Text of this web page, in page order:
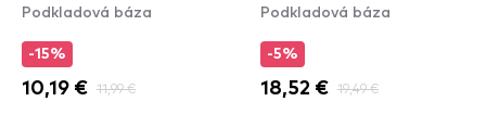
Podkladová báza
-15%
10,19 € 11,99 €
Improving Foundation -
Podkladová báza
-5%
18,52 € 19,49 €